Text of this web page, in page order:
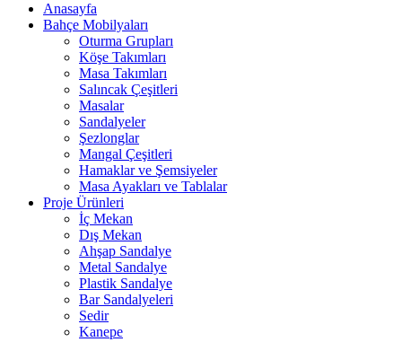
Anasayfa
Bahçe Mobilyaları
Oturma Grupları
Köşe Takımları
Masa Takımları
Salıncak Çeşitleri
Masalar
Sandalyeler
Şezlonglar
Mangal Çeşitleri
Hamaklar ve Şemsiyeler
Masa Ayakları ve Tablalar
Proje Ürünleri
İç Mekan
Dış Mekan
Ahşap Sandalye
Metal Sandalye
Plastik Sandalye
Bar Sandalyeleri
Sedir
Kanepe